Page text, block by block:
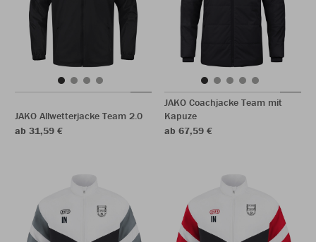
JAKO Allwetterjacke Team 2.0
ab 31,59 €
JAKO Coachjacke Team mit
Kapuze
ab 67,59 €